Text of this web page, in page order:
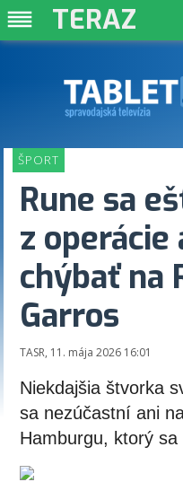
TERAZ
TASR
ŠPORT
Rune sa
z operácie
chýbať na
Garros
TASR, 11. mája 2026 16:01
Niekdajšia štvorka
sa nezúčastní ani
Hamburgu, ktorý